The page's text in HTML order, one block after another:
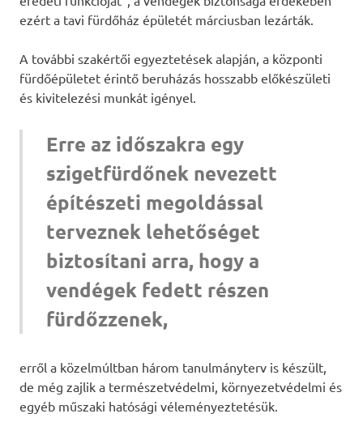
ezért a tavi fürdőház épületét márciusban lezárták.
A további szakértői egyeztetések alapján, a központi
fürdőépületet érintő beruházás hosszabb előkészületi
és kivitelezési munkát igényel.
Erre az időszakra egy
szigetfürdőnek nevezett
építészeti megoldással
terveznek lehetőséget
biztosítani arra, hogy a
vendégek fedett részen
fürdőzzenek,
erről a közelmúltban három tanulmányterv is készült,
de még zajlik a természetvédelmi, környezetvédelmi és
egyéb műszaki hatósági véleményeztetésük.